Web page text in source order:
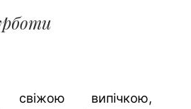
свіжою випічкою,